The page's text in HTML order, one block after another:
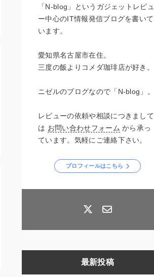
「N-blog」というガジェットレビュ
ー中心のIT情報発信ブログを書いて
います。
愛知県名古屋市在住。
三度の飯よりコメダ珈琲店が好き。
ニゼルのブログなので「N-blog」。
レビューの依頼や相談につきまして
は お問い合わせフォーム から承っ
ています。気軽にご連絡下さい。
プロフィールはこちら
最新投稿